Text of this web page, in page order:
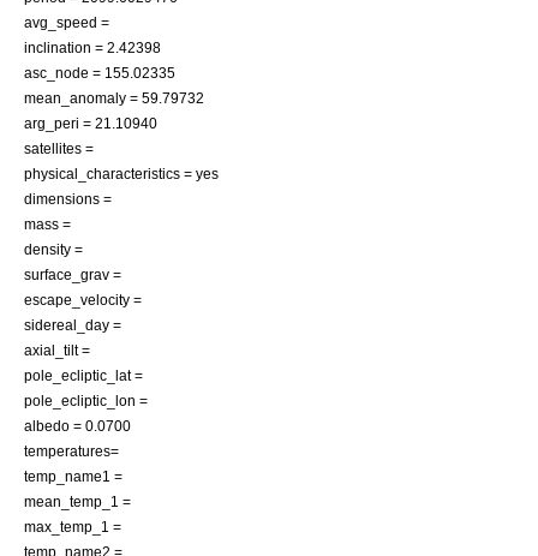
avg_speed =
inclination = 2.42398
asc_node = 155.02335
mean_anomaly = 59.79732
arg_peri = 21.10940
satellites =
physical_characteristics = yes
dimensions =
mass =
density =
surface_grav =
escape_velocity =
sidereal_day =
axial_tilt =
pole_ecliptic_lat =
pole_ecliptic_lon =
albedo = 0.0700
temperatures=
temp_name1 =
mean_temp_1 =
max_temp_1 =
temp_name2 =